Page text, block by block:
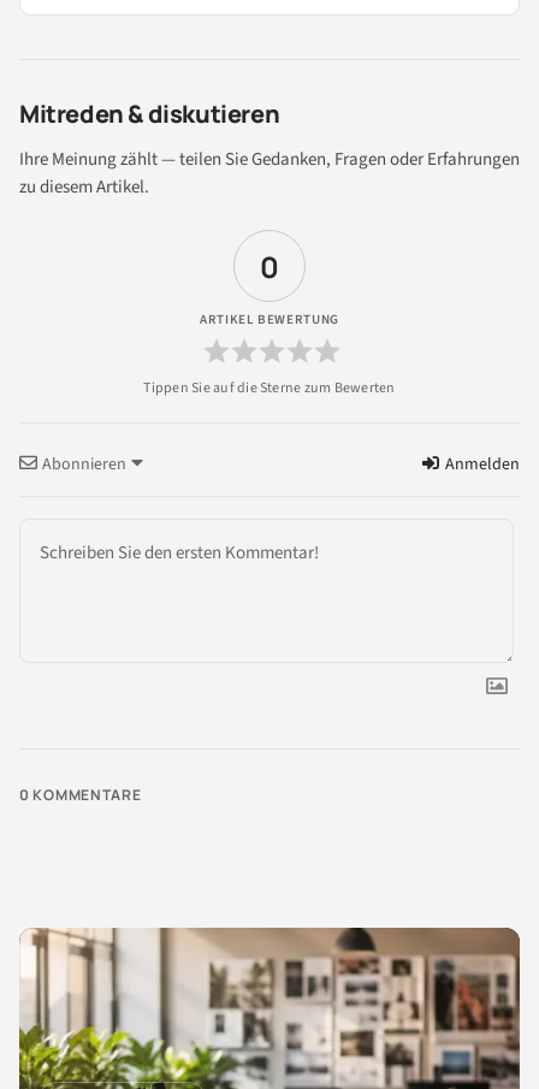
Mitreden & diskutieren
Ihre Meinung zählt — teilen Sie Gedanken, Fragen oder Erfahrungen
zu diesem Artikel.
0
ARTIKEL BEWERTUNG
Abonnieren Anmelden
0 KOMMENTARE